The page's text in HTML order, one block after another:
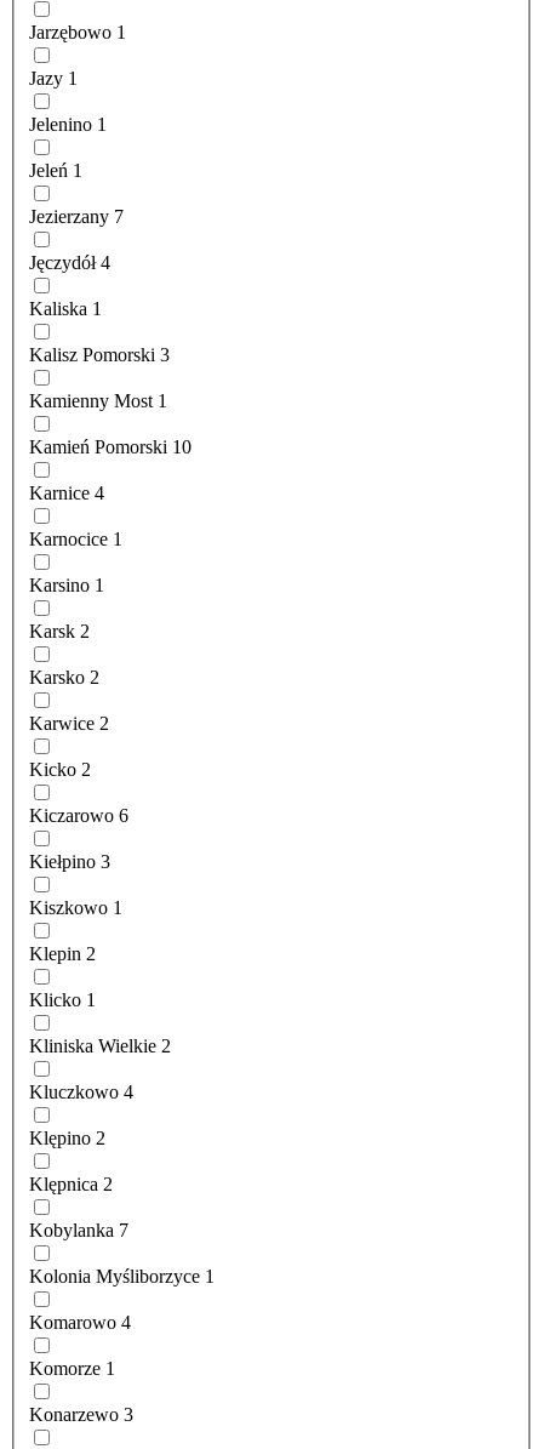
Jarzębowo 1
Jazy 1
Jelenino 1
Jeleń 1
Jezierzany 7
Jęczydół 4
Kaliska 1
Kalisz Pomorski 3
Kamienny Most 1
Kamień Pomorski 10
Karnice 4
Karnocice 1
Karsino 1
Karsk 2
Karsko 2
Karwice 2
Kicko 2
Kiczarowo 6
Kiełpino 3
Kiszkowo 1
Klepin 2
Klicko 1
Kliniska Wielkie 2
Kluczkowo 4
Klępino 2
Klępnica 2
Kobylanka 7
Kolonia Myśliborzyce 1
Komarowo 4
Komorze 1
Konarzewo 3